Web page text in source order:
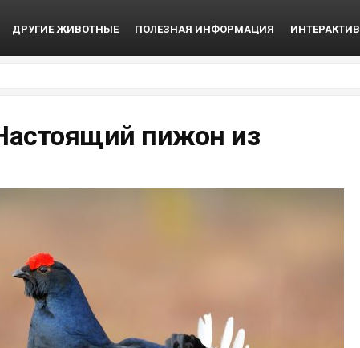
ДРУГИЕ ЖИВОТНЫЕ ПОЛЕЗНАЯ ИНФОРМАЦИЯ ИНТЕРАКТИВ
пижон из